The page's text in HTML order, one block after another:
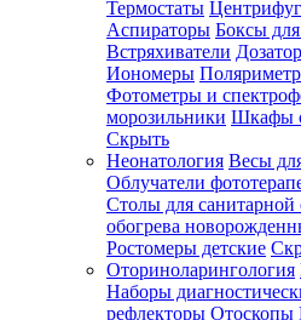
Термостаты
Аспираторы Боксы
Встряхиватели
Иономеры
Фотометры и
морозильники Шкафы
Скрыть
Неонатология Весы
Облучатели
Столы для санитарной
обогрева
Ростомеры детские
Оториноларингология
Наборы
рефлекторы Отоскопы